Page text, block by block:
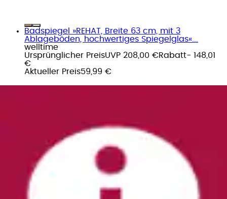
Badspiegel »REHAT, Breite 63 cm, mit 3
Ablageböden, hochwertiges Spiegelglas«...
welltime
Ursprünglicher PreisUVP 208,00 €Rabatt- 148,01
€
Aktueller Preis59,99 €